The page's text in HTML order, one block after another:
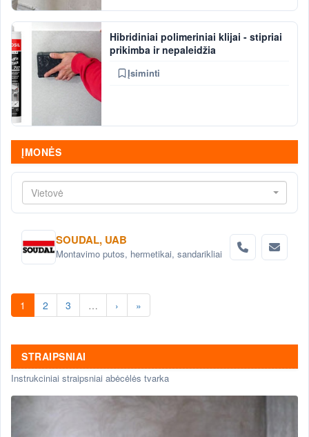
Hibridiniai polimeriniai klijai - stipriai
prikimba ir nepaleidžia
Įsiminti
ĮMONĖS
Vietovė
SOUDAL, UAB
Montavimo putos, hermetikai, sandarikliai
1 2 3 … › »
STRAIPSNIAI
Instrukciniai straipsniai abėcėlės tvarka